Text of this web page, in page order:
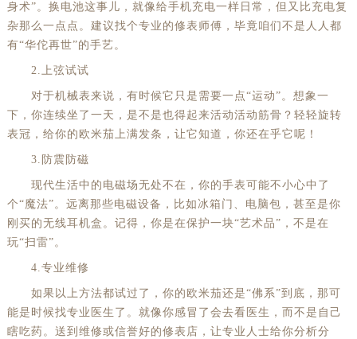
身术”。换电池这事儿，就像给手机充电一样日常，但又比充电复
杂那么一点点。建议找个专业的修表师傅，毕竟咱们不是人人都
有“华佗再世”的手艺。
2.上弦试试
对于机械表来说，有时候它只是需要一点“运动”。想象一
下，你连续坐了一天，是不是也得起来活动活动筋骨？轻轻旋转
表冠，给你的欧米茄上满发条，让它知道，你还在乎它呢！
3.防震防磁
现代生活中的电磁场无处不在，你的手表可能不小心中了
个“魔法”。远离那些电磁设备，比如冰箱门、电脑包，甚至是你
刚买的无线耳机盒。记得，你是在保护一块“艺术品”，不是在
玩“扫雷”。
4.专业维修
如果以上方法都试过了，你的欧米茄还是“佛系”到底，那可
能是时候找专业医生了。就像你感冒了会去看医生，而不是自己
瞎吃药。送到维修或信誉好的修表店，让专业人士给你分析分